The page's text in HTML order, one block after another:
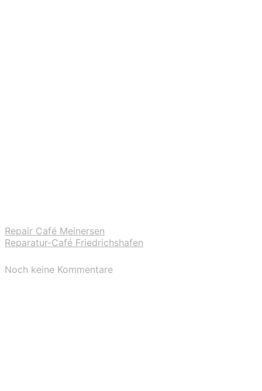
Repair Café Meinersen
Reparatur-Café Friedrichshafen
Noch keine Kommentare